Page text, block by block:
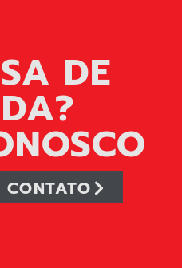
DE
CONTATO